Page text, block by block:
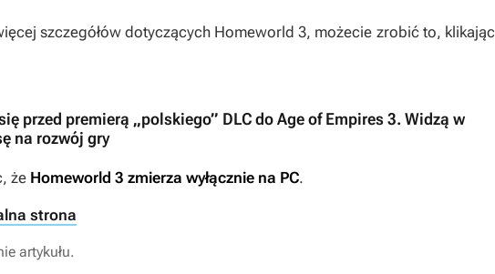
szczegółów dotyczących Homeworld 3, możecie zrobić to, klikając
przed premierą „polskiego” DLC do Age of Empires 3. Widzą w
na rozwój gry
że Homeworld 3 zmierza wyłącznie na PC.
strona
artykułu.